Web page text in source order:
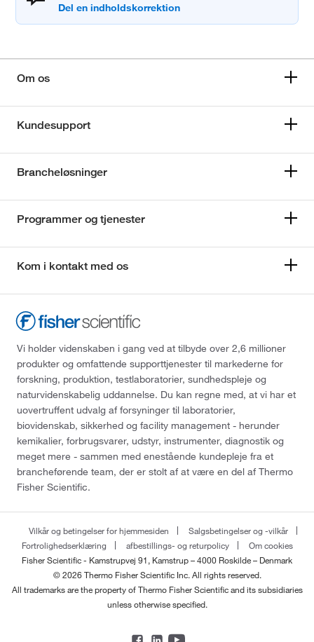
Om os
Kundesupport
Brancheløsninger
Programmer og tjenester
Kom i kontakt med os
Vi holder videnskaben i gang ved at tilbyde over 2,6 millioner
produkter og omfattende supporttjenester til markederne for
forskning, produktion, testlaboratorier, sundhedspleje og
naturvidenskabelig uddannelse. Du kan regne med, at vi har et
uovertruffent udvalg af forsyninger til laboratorier,
biovidenskab, sikkerhed og facility management - herunder
kemikalier, forbrugsvarer, udstyr, instrumenter, diagnostik og
meget mere - sammen med enestående kundepleje fra et
brancheførende team, der er stolt af at være en del af Thermo
Fisher Scientific.
Vilkår og betingelser for hjemmesiden
Salgsbetingelser og -vilkår
Fortrolighedserklæring
afbestillings- og returpolicy
Om cookies
Fisher Scientific - Kamstrupvej 91, Kamstrup – 4000 Roskilde – Denmark
© 2026 Thermo Fisher Scientific Inc. All rights reserved.
All trademarks are the property of Thermo Fisher Scientific and its subsidiaries
unless otherwise specified.